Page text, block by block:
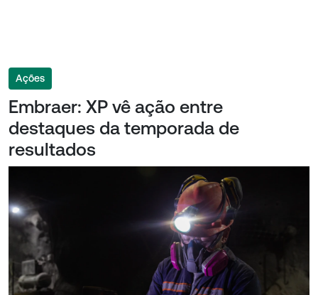
Ações
Embraer: XP vê ação entre
destaques da temporada de
resultados